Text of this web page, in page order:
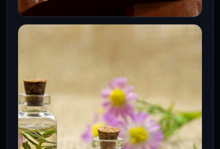
24 Jun 2026
Ciudad de México. Con el objetivo de
reforzar la prevención, detección y
atención de la conducta suicida en…